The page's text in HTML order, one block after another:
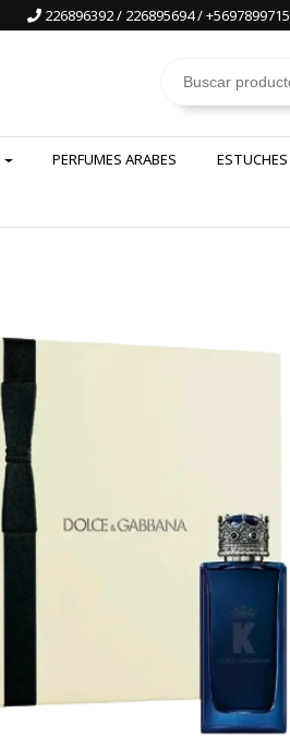
226896392 / 226895694 /
PERFUMES ARABES ESTUCHES